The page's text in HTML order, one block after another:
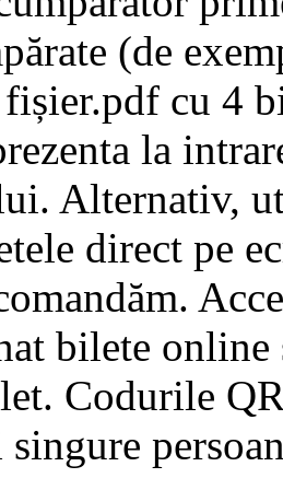
(de
cu 4
la
Alternativ,
direct pe
bilete online
Codurile
singure